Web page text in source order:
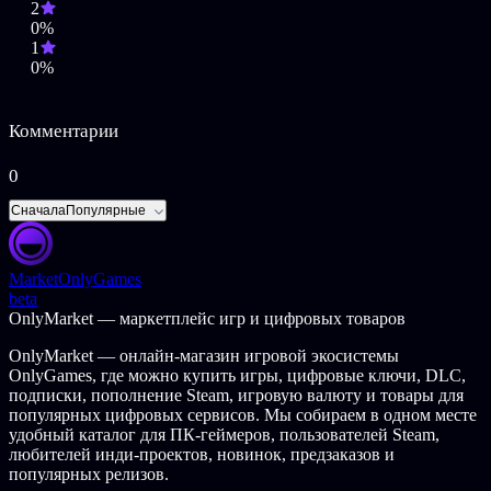
Актер озвучивания и непревзойденный создатель видео в Vine
ШэнВэнь Чо, также известный как ProZA (A Hat in Time,
Paradigm), одолжил свой потрясающий голос региональному
операционному менеджеру по добыче полезных ископаемых
квалификации. Общительный парень, находящий радость в
перенаправление электроэнергии из медпункта на массажные
никогда, НИКОГДА не произносите в его присутствие слова
"плохая идея".
В игре также присутствует оригинальный саундтрек,
написанный композитором Миколаем Строинским (Vanishing
of Ethan Carter, The Witcher 3: Wild Hunt, Blood & Wine).
Разработчики описывают контент так:
В игре присутствует чёрный юмор и мультяшные пришельцы,
пожирающие людей.
© 2018 Junkfish Limited.
2
0%
1
0%
Комментарии
0
СначалаПопулярные
MarketOnlyGames
beta
OnlyMarket — маркетплейс игр и цифровых товаров
OnlyMarket — онлайн-магазин игровой экосистемы
OnlyGames, где можно купить игры, цифровые ключи, DLC,
подписки, пополнение Steam, игровую валюту и товары для
популярных цифровых сервисов. Мы собираем в одном месте
удобный каталог для ПК-геймеров, пользователей Steam,
любителей инди-проектов, новинок, предзаказов и
популярных релизов.